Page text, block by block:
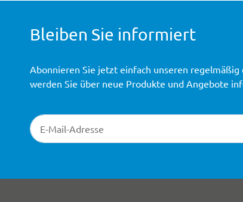
Bleiben Sie informiert
Newsletter-Registrierung
Abonnieren Sie jetzt einfach unseren
werden Sie über neue Produkte und Angebote